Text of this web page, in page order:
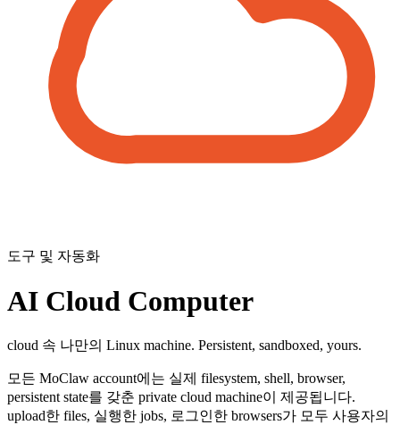
도구 및 자동화
AI Cloud Computer
cloud 속 나만의 Linux machine. Persistent, sandboxed, yours.
모든 MoClaw account에는 실제 filesystem, shell, browser,
persistent state를 갖춘 private cloud machine이 제공됩니다.
upload한 files, 실행한 jobs, 로그인한 browsers가 모두 사용자의